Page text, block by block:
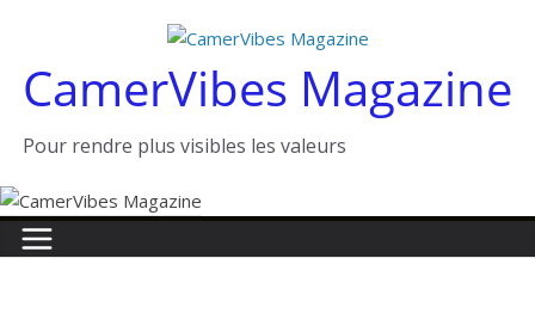
contenuCamerVibes Magazine
Pour rendre plus visibles les valeurs